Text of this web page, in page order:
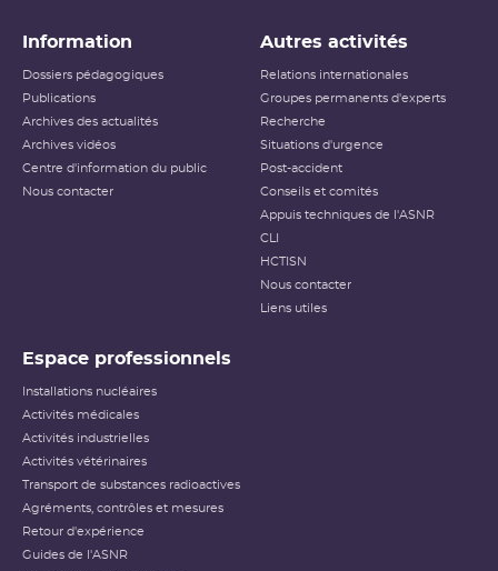
Information
Dossiers pédagogiques
Publications
Archives des actualités
Archives vidéos
Centre d'information du public
Nous contacter
Autres activités
Relations internationales
Groupes permanents d'experts
Recherche
Situations d'urgence
Post-accident
Conseils et comités
Appuis techniques de l'ASNR
CLI
HCTISN
Nous contacter
Liens utiles
Espace professionnels
Installations nucléaires
Activités médicales
Activités industrielles
Activités vétérinaires
Transport de substances radioactives
Agréments, contrôles et mesures
Retour d'expérience
Guides de l'ASNR